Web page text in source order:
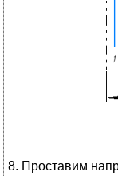
8. Проставим